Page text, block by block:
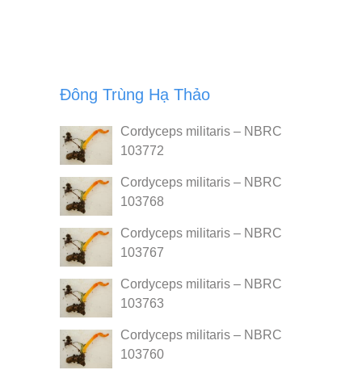
Đông Trùng Hạ Thảo
Cordyceps militaris – NBRC
103772
Cordyceps militaris – NBRC
103768
Cordyceps militaris – NBRC
103767
Cordyceps militaris – NBRC
103763
Cordyceps militaris – NBRC
103760